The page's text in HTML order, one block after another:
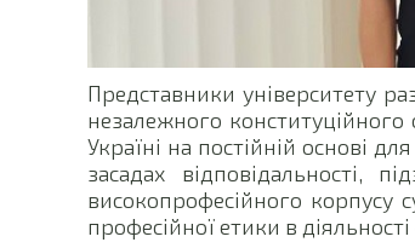
Представники університету
незалежного
Україні на постійній основі
засадах відповідальності,
високопрофесійного корпусу
професійної етики в